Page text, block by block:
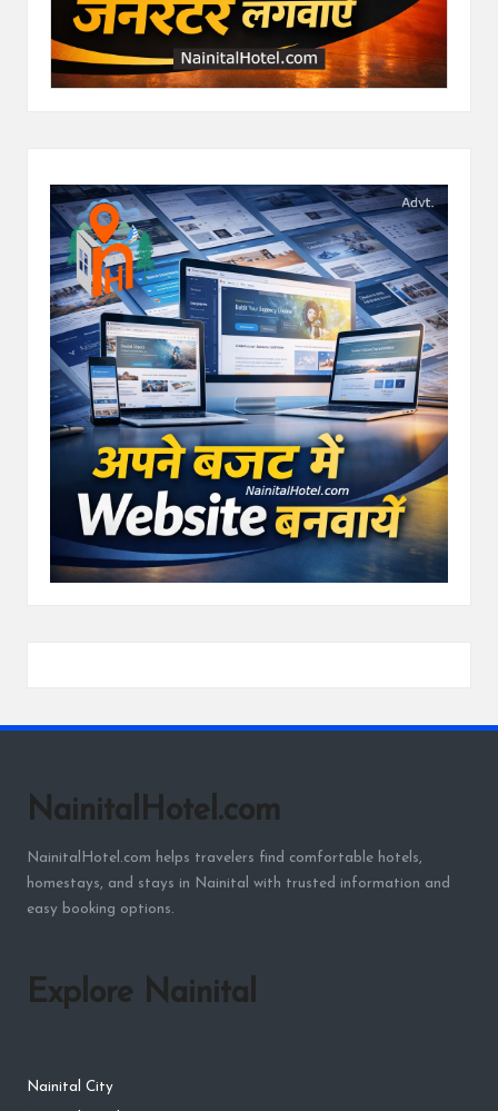
NainitalHotel.com
NainitalHotel.com helps travelers find comfortable hotels,
homestays, and stays in Nainital with trusted information and
easy booking options.
Explore Nainital
Nainital City